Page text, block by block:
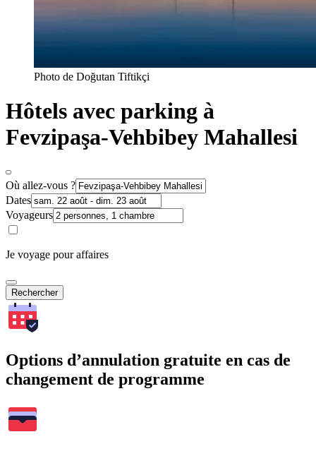
Photo de Doğutan Tiftikçi
Hôtels avec parking à
Fevzipaşa-Vehbibey Mahallesi
Où allez-vous ?
Dates
Voyageurs
Je voyage pour affaires
Rechercher
Options d’annulation gratuite en cas de
changement de programme